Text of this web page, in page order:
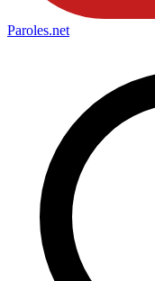
Paroles.net